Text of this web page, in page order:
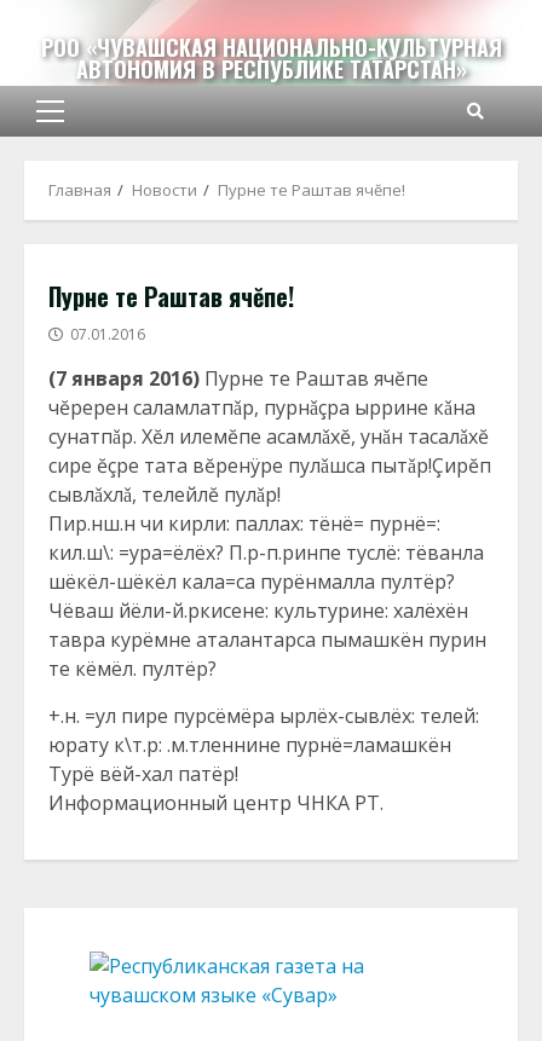
содержимому
РОО «ЧУВАШСКАЯ НАЦИОНАЛЬНО-КУЛЬТУРНАЯ
АВТОНОМИЯ В РЕСПУБЛИКЕ ТАТАРСТАН»
Основное
Главная Новости Пурне те Раштав ячĕпе!
Пурне те Раштав ячĕпе!
07.01.2016
(7 января 2016) Пурне те Раштав ячĕпе
чĕререн саламлатпǎр, пурнǎçра ыррине кǎна
сунатпǎр. Хĕл илемĕпе асамлǎхĕ, унǎн тасалǎхĕ
сире ĕçре тата вĕренÿре пулǎшса пытǎр!Çирĕп
сывлǎхлǎ, телейлĕ пулǎр!
Пир.нш.н чи кирли: паллах: тёнё= пурнё=:
кил.ш\: =ура=ёлёх? П.р-п.ринпе туслё: тёванла
шёкёл-шёкёл кала=са пурёнмалла пултёр?
Чёваш йёли-й.ркисене: культурине: халёхён
тавра курёмне аталантарса пымашкён пурин
те кёмёл. пултёр?
+.н. =ул пире пурсёмёра ырлёх-сывлёх: телей:
юрату к\т.р: .м.тленнине пурнё=ламашкён
Турё вёй-хал патёр!
Информационный центр ЧНКА РТ.